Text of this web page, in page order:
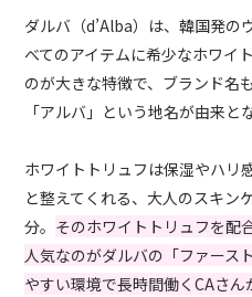
ダルバ（d’Alba）は、韓国発の
べてのアイテムに希少なホワイ
のが大きな特徴で、ブランド名
「アルバ」という地名が由来と
ホワイトトリュフは保湿やハリ
と整えてくれる、大人のスキン
分。 そのホワイトトリュフを配
人気なのがダルバの「ファース
やすい環境で長時間働くCAさ